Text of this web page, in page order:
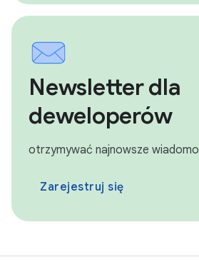
Newsletter dla
deweloperów
otrzymywać najnowsze
Zarejestruj się